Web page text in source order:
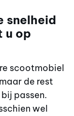
snelheid
u op
scootmobiel
de rest
passen.
wel